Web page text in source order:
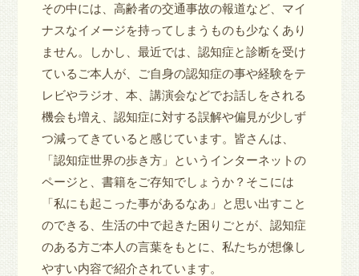
その中には、高齢者の交通事故の報道など、マイ
ナスなイメージを持ってしまうものも少なくあり
ません。しかし、最近では、認知症と診断を受け
ているご本人が、ご自身の認知症の事や経験をテ
レビやラジオ、本、講演会などでお話しをされる
機会も増え、認知症に対する誤解や偏見が少しず
つ減ってきていると感じています。皆さんは、
「認知症世界の歩き方」というインターネットの
ページと、書籍をご存知でしょうか？そこには
「私にも起こった事があるなあ」と思い出すこと
のできる、生活の中で起きた困りごとが、認知症
のある方ご本人の言葉をもとに、私たちが想像し
やすい内容で紹介されています。